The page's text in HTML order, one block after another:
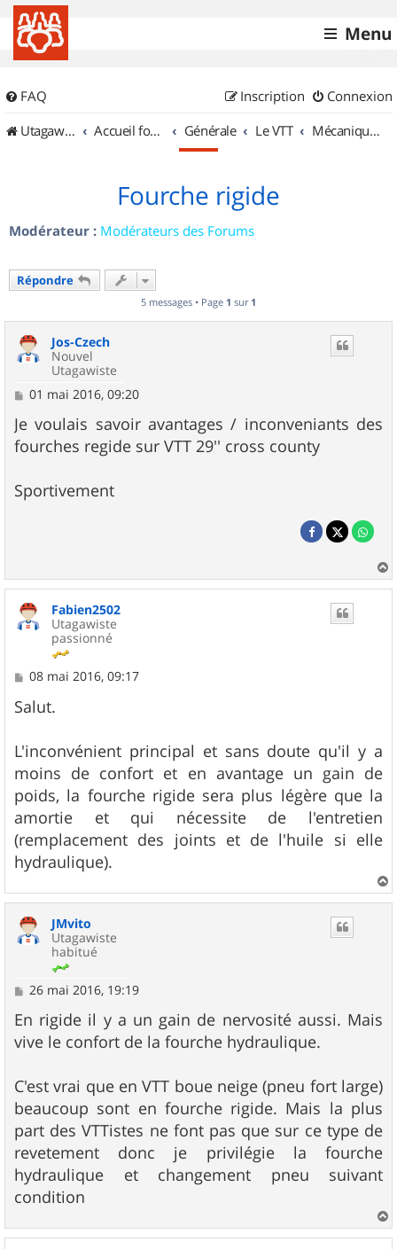
Menu
FAQ Connexion
Inscription
UtagawaVTT (Randos VTT et VTTAE avec traces GPS)
Accueil forum Générale Le VTT Mécanique et Entretiens
Fourche rigide
Modérateur : Modérateurs des Forums
Répondre
5 messages • Page 1 sur 1
Jos-Czech
Nouvel
Utagawiste
M
s
s
a
01 mai 2016, 09:20
Je voulais savoir avantages / inconveniants des
fourches regide sur VTT 29'' cross county
Sportivement
a
Fabien2502
Utagawiste
passionné
M
s
s
g
e
08 mai 2016, 09:17
Salut.
L'inconvénient principal et sans doute qu'il y a
moins de confort et en avantage un gain de
poids, la fourche rigide sera plus légère que la
amortie et qui nécessite de l'entretien
(remplacement des joints et de l'huile si elle
hydraulique).
a
JMvito
Utagawiste
habitué
M
s
s
a
26 mai 2016, 19:19
En rigide il y a un gain de nervosité aussi. Mais
vive le confort de la fourche hydraulique.
C'est vrai que en VTT boue neige (pneu fort large)
beaucoup sont en fourche rigide. Mais la plus
part des VTTistes ne font pas que sur ce type de
revetement donc je privilégie la fourche
hydraulique et changement pneu suivant
condition
a